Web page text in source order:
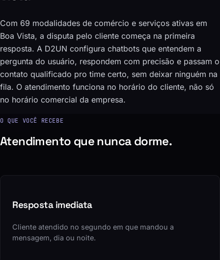
Com 69 modalidades de comércio e serviços ativas em
Boa Vista, a disputa pelo cliente começa na primeira
resposta. A D2UN configura chatbots que entendem a
pergunta do usuário, respondem com precisão e passam o
contato qualificado pro time certo, sem deixar ninguém na
fila. O atendimento funciona no horário do cliente, não só
no horário comercial da empresa.
O QUE VOCÊ RECEBE
Atendimento que nunca dorme.
Resposta imediata
Cliente atendido no segundo em que mandou a
mensagem, dia ou noite.